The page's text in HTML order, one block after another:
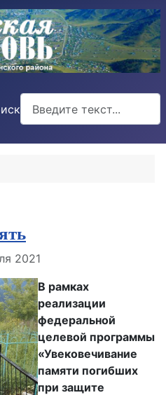
2021
В рамках
реализации
федеральной
целевой программы
«Увековечивание
памяти погибших
при защите